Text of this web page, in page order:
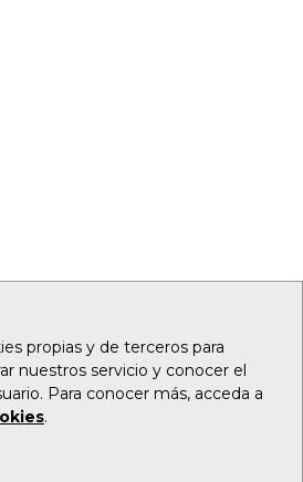
propias y de terceros para
nuestros servicio y conocer el
Para conocer más, acceda a
.